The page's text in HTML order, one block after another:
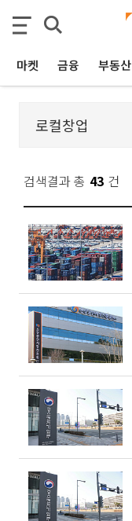
마켓 금융 부동산
검색결과 총 43 건